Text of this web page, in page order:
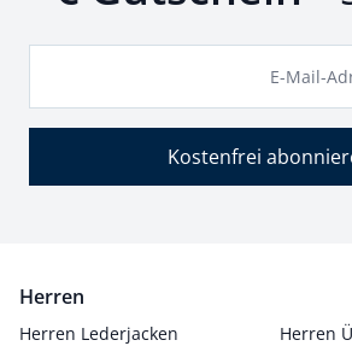
E-Mail-
Kostenfrei
Herren
Herren Lederjacken
Herren